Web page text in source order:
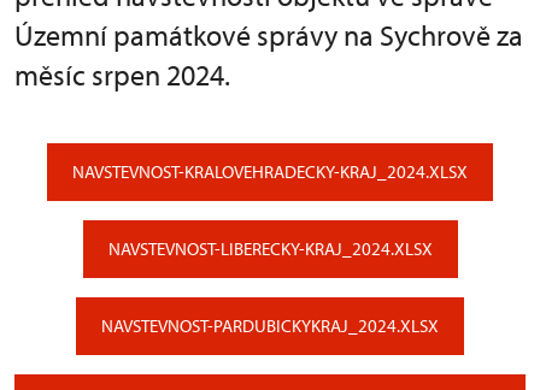
Územní památkové správy na Sychrově za
měsíc srpen 2024.
NAVSTEVNOST-KRALOVEHRADECKY-KRAJ_2024.XLSX
NAVSTEVNOST-LIBERECKY-KRAJ_2024.XLSX
NAVSTEVNOST-PARDUBICKYKRAJ_2024.XLSX